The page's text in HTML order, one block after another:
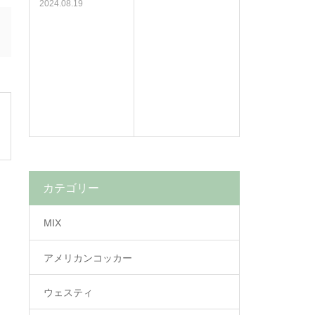
2024.08.19
カテゴリー
MIX
アメリカンコッカー
ウェスティ